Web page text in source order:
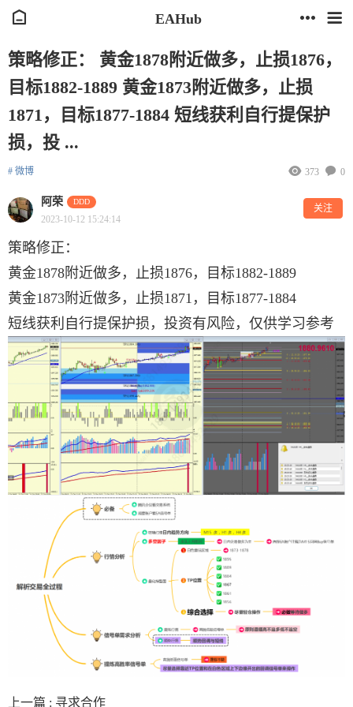
EAHub
策略修正： 黄金1878附近做多，止损1876，
目标1882-1889 黄金1873附近做多，止损
1871，目标1877-1884 短线获利自行提保护
损，投 ...
# 微博 0
373
阿荣 DDD
2023-10-12 15:24:14
关注
策略修正：
黄金1878附近做多，止损1876，目标1882-1889
黄金1873附近做多，止损1871，目标1877-1884
短线获利自行提保护损，投资有风险，仅供学习参考
上一篇 : 寻求合作